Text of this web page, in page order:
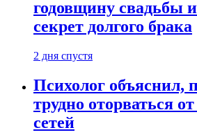
годовщину свадьбы
секрет долгого брака
2 дня спустя
Психолог объяснил,
трудно оторваться
сетей